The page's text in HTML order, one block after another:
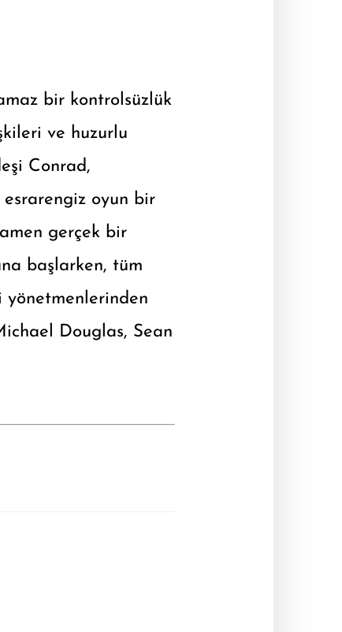
bir kontrolsüzlük
ve huzurlu
Conrad,
oyun bir
gerçek bir
başlarken, tüm
yönetmenlerinden
Douglas, Sean